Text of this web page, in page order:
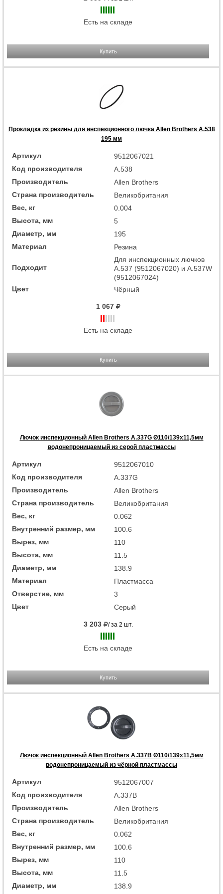
Есть на складе
Купить
Прокладка из резины для инспекционного лючка Allen Brothers A.538
195 мм
Артикул
9512067021
Код производителя
A.538
Производитель
Allen Brothers
Страна производитель
Великобритания
Вес, кг
0.004
Высота, мм
5
Диаметр, мм
195
Материал
Резина
Подходит
Для инспекционных лючков
A.537 (9512067020) и A.537W
(9512067024)
Цвет
Чёрный
1 067
Есть на складе
Купить
Лючок инспекционный Allen Brothers A.337G Ø110/139х11,5мм
водонепроницаемый из серой пластмассы
Артикул
9512067010
Код производителя
A.337G
Производитель
Allen Brothers
Страна производитель
Великобритания
Вес, кг
0.062
Внутренний размер, мм
100.6
Вырез, мм
110
Высота, мм
11.5
Диаметр, мм
138.9
Материал
Пластмасса
Отверстие, мм
3
Цвет
Серый
3 203 / за 2 шт.
Есть на складе
Купить
Лючок инспекционный Allen Brothers A.337B Ø110/139х11,5мм
водонепроницаемый из чёрной пластмассы
Артикул
9512067007
Код производителя
A.337B
Производитель
Allen Brothers
Страна производитель
Великобритания
Вес, кг
0.062
Внутренний размер, мм
100.6
Вырез, мм
110
Высота, мм
11.5
Диаметр, мм
138.9